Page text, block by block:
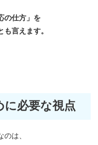
の仕方」を
言えます。
に必要な視点
は、